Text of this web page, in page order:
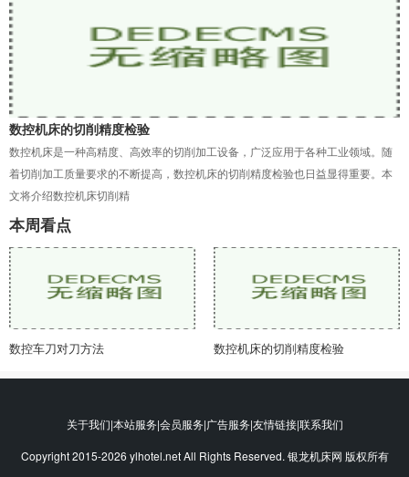
数控机床的切削精度检验
数控机床是一种高精度、高效率的切削加工设备，广泛应用于各种工业领域。随
着切削加工质量要求的不断提高，数控机床的切削精度检验也日益显得重要。本
文将介绍数控机床切削精
本周看点
数控车刀对刀方法 数控机床的切削精度检验
关于我们|本站服务|会员服务|广告服务|友情链接|联系我们
Copyright 2015-2026 ylhotel.net All Rights Reserved. 银龙机床网 版权所有